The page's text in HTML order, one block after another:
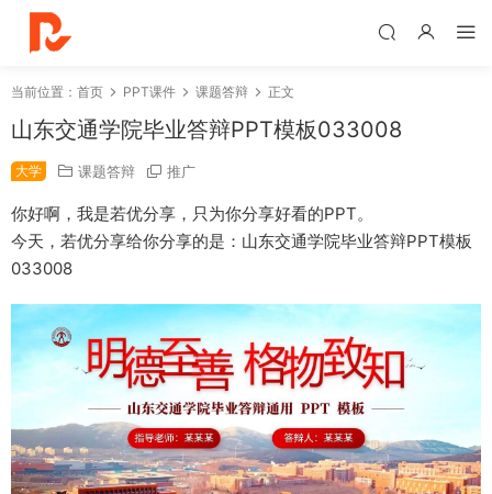
当前位置： 首页 PPT课件 课题答辩 正文
山东交通学院毕业答辩PPT模板033008
大学 课题答辩 推广
你好啊，我是若优分享，只为你分享好看的PPT。
今天，若优分享给你分享的是：山东交通学院毕业答辩PPT模板
033008